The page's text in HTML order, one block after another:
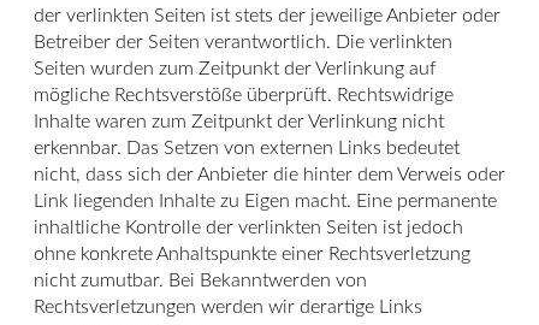
der verlinkten Seiten ist stets der jeweilige Anbieter oder
Betreiber der Seiten verantwortlich. Die verlinkten
Seiten wurden zum Zeitpunkt der Verlinkung auf
mögliche Rechtsverstöße überprüft. Rechtswidrige
Inhalte waren zum Zeitpunkt der Verlinkung nicht
erkennbar. Das Setzen von externen Links bedeutet
nicht, dass sich der Anbieter die hinter dem Verweis oder
Link liegenden Inhalte zu Eigen macht. Eine permanente
inhaltliche Kontrolle der verlinkten Seiten ist jedoch
ohne konkrete Anhaltspunkte einer Rechtsverletzung
nicht zumutbar. Bei Bekanntwerden von
Rechtsverletzungen werden wir derartige Links